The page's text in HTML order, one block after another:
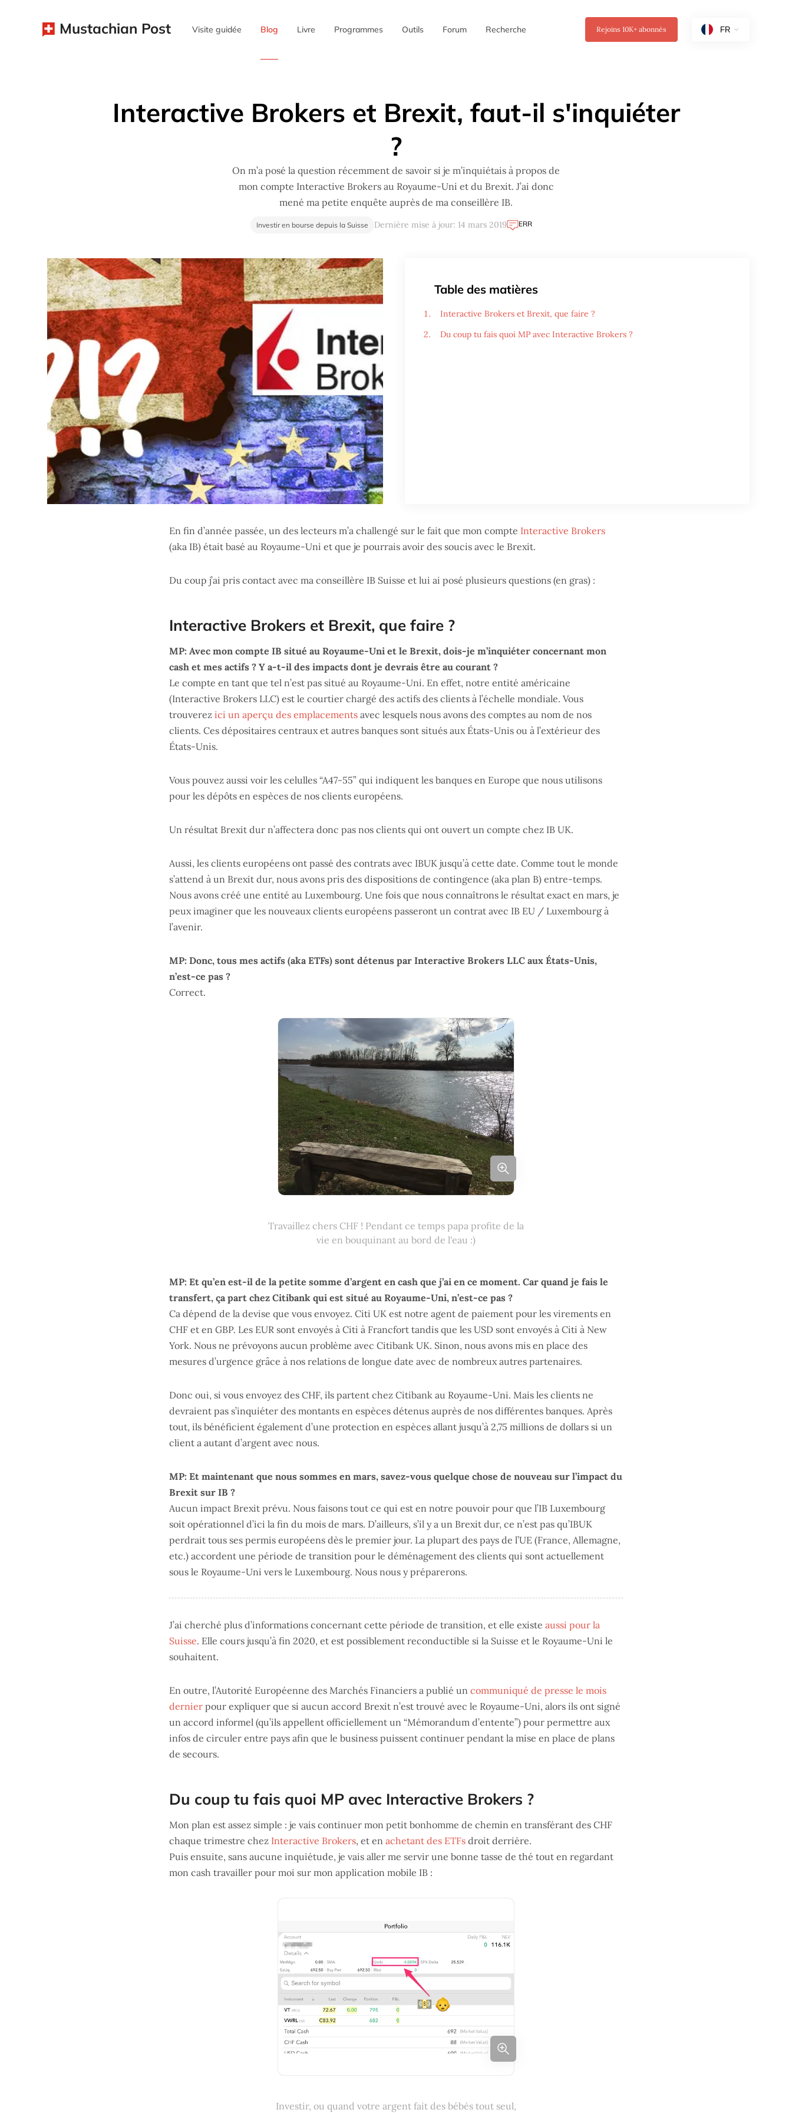
Mustachian Post Visite guidée Blog Livre Programmes Outils Forum Recherche Rejoins 10K+ abonnés
Interactive Brokers et Brexit, faut-il s'inquiéter
?
On m’a posé la question récemment de savoir si je m’inquiétais à propos de
mon compte Interactive Brokers au Royaume-Uni et du Brexit. J’ai donc
mené ma petite enquête auprès de ma conseillère IB.
Investir en bourse depuis la Suisse Dernière mise à jour: 14 mars 2019 ERR
Table des matières
Interactive Brokers et Brexit, que faire ?
Du coup tu fais quoi MP avec Interactive Brokers ?
En fin d’année passée, un des lecteurs m’a challengé sur le fait que mon compte Interactive Brokers
(aka IB) était basé au Royaume-Uni et que je pourrais avoir des soucis avec le Brexit.
Du coup j’ai pris contact avec ma conseillère IB Suisse et lui ai posé plusieurs questions (en gras) :
Interactive Brokers et Brexit, que faire ?
MP: Avec mon compte IB situé au Royaume-Uni et le Brexit, dois-je m’inquiéter concernant mon
cash et mes actifs ? Y a-t-il des impacts dont je devrais être au courant ?
Le compte en tant que tel n’est pas situé au Royaume-Uni. En effet, notre entité américaine
(Interactive Brokers LLC) est le courtier chargé des actifs des clients à l’échelle mondiale. Vous
trouverez ici un aperçu des emplacements avec lesquels nous avons des comptes au nom de nos
clients. Ces dépositaires centraux et autres banques sont situés aux États-Unis ou à l’extérieur des
États-Unis.
Vous pouvez aussi voir les celulles “A47-55” qui indiquent les banques en Europe que nous utilisons
pour les dépôts en espèces de nos clients européens.
Un résultat Brexit dur n’affectera donc pas nos clients qui ont ouvert un compte chez IB UK.
Aussi, les clients européens ont passé des contrats avec IBUK jusqu’à cette date. Comme tout le monde
s’attend à un Brexit dur, nous avons pris des dispositions de contingence (aka plan B) entre-temps.
Nous avons créé une entité au Luxembourg. Une fois que nous connaîtrons le résultat exact en mars, je
peux imaginer que les nouveaux clients européens passeront un contrat avec IB EU / Luxembourg à
l’avenir.
MP: Donc, tous mes actifs (aka ETFs) sont détenus par Interactive Brokers LLC aux États-Unis,
n’est-ce pas ?
Correct.
Travaillez chers CHF ! Pendant ce temps papa profite de la
vie en bouquinant au bord de l'eau :)
MP: Et qu’en est-il de la petite somme d’argent en cash que j’ai en ce moment. Car quand je fais le
transfert, ça part chez Citibank qui est situé au Royaume-Uni, n’est-ce pas ?
Ca dépend de la devise que vous envoyez. Citi UK est notre agent de paiement pour les virements en
CHF et en GBP. Les EUR sont envoyés à Citi à Francfort tandis que les USD sont envoyés à Citi à New
York. Nous ne prévoyons aucun problème avec Citibank UK. Sinon, nous avons mis en place des
mesures d’urgence grâce à nos relations de longue date avec de nombreux autres partenaires.
Donc oui, si vous envoyez des CHF, ils partent chez Citibank au Royaume-Uni. Mais les clients ne
devraient pas s’inquiéter des montants en espèces détenus auprès de nos différentes banques. Après
tout, ils bénéficient également d’une protection en espèces allant jusqu’à 2,75 millions de dollars si un
client a autant d’argent avec nous.
MP: Et maintenant que nous sommes en mars, savez-vous quelque chose de nouveau sur l’impact du
Brexit sur IB ?
Aucun impact Brexit prévu. Nous faisons tout ce qui est en notre pouvoir pour que l’IB Luxembourg
soit opérationnel d’ici la fin du mois de mars. D’ailleurs, s’il y a un Brexit dur, ce n’est pas qu’IBUK
perdrait tous ses permis européens dès le premier jour. La plupart des pays de l’UE (France, Allemagne,
etc.) accordent une période de transition pour le déménagement des clients qui sont actuellement
sous le Royaume-Uni vers le Luxembourg. Nous nous y préparerons.
J’ai cherché plus d’informations concernant cette période de transition, et elle existe aussi pour la
Suisse. Elle cours jusqu’à fin 2020, et est possiblement reconductible si la Suisse et le Royaume-Uni le
souhaitent.
En outre, l’Autorité Européenne des Marchés Financiers a publié un communiqué de presse le mois
dernier pour expliquer que si aucun accord Brexit n’est trouvé avec le Royaume-Uni, alors ils ont signé
un accord informel (qu’ils appellent officiellement un “Mémorandum d’entente”) pour permettre aux
infos de circuler entre pays afin que le business puissent continuer pendant la mise en place de plans
de secours.
Du coup tu fais quoi MP avec Interactive Brokers ?
Mon plan est assez simple : je vais continuer mon petit bonhomme de chemin en transférant des CHF
chaque trimestre chez Interactive Brokers, et en achetant des ETFs droit derrière.
Puis ensuite, sans aucune inquiétude, je vais aller me servir une bonne tasse de thé tout en regardant
mon cash travailler pour moi sur mon application mobile IB :
Investir, ou quand votre argent fait des bébés tout seul,